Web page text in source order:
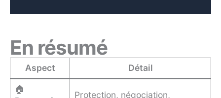
En résumé
Aspect Détail
🏠
Protection, négociation,